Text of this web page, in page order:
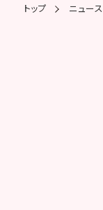
トップ ニュース